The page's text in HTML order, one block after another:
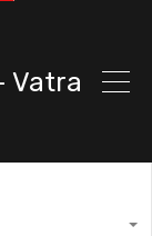
Vatra